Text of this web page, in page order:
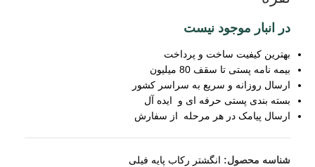
در انبار موجود نیست
بهترین کیفیت ساخت و پرداخت
بیمه نامه پستی تا سقف 80 میلیون
ارسال روزانه و سریع به سراسر کشور
بسته بندی پستی حرفه ای و ایده آل
ارسال پیامک در هر مرحله از سفارش
شناسه محصول: انگشتر رکاب پایه فیلی